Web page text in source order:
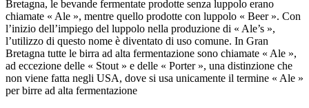
Bretagna, le bevande fermentate prodotte senza luppolo erano
chiamate « Ale », mentre quello prodotte con luppolo « Beer ». Con
l’inizio dell’impiego del luppolo nella produzione di « Ale’s »,
l’utilizzo di questo nome è diventato di uso comune. In Gran
Bretagna tutte le birra ad alta fermentazione sono chiamate « Ale »,
ad eccezione delle « Stout » e delle « Porter », una distinzione che
non viene fatta negli USA, dove si usa unicamente il termine « Ale »
per birre ad alta fermentazione